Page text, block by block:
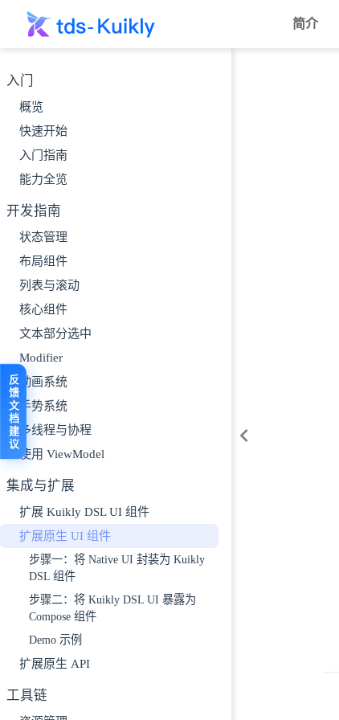
跳至主要內容
简介
入门
概览
快速开始
入门指南
能力全览
开发指南
状态管理
布局组件
列表与滚动
核心组件
文本部分选中
Modifier
动画系统
手势系统
多线程与协程
使用 ViewModel
集成与扩展
扩展 Kuikly DSL UI 组件
扩展原生 UI 组件
步骤一：将 Native UI 封装为 Kuikly
DSL 组件
步骤二：将 Kuikly DSL UI 暴露为
Compose 组件
Demo 示例
扩展原生 API
工具链
反馈文档建议